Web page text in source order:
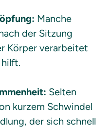
Manche
der Sitzung
Körper verarbeitet
hilft.
Selten
kurzem Schwindel
der sich schnell